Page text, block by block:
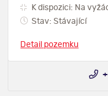
K dispozici: Na
Stav: Stávající
Detail pozemku